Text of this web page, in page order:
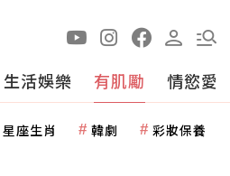
生活娛樂 有肌勵 情慾愛
星座生肖 韓劇 彩妝保養